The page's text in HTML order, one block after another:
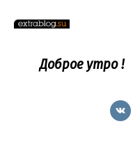
Доброе утро !